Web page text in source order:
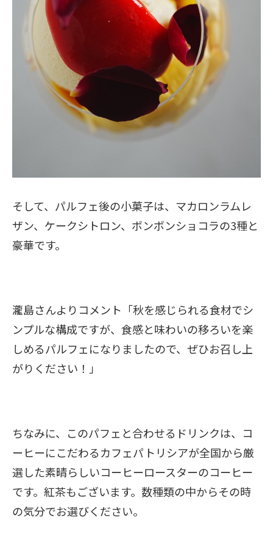
そして、パルフェ後の小菓子は、マカロンラムレ
ザン、ケークシトロン、ボンボンショコラの3種と
豪華です。
瀧島さんよりコメント「秋を感じられる食材でシ
ンプルな構成ですが、食感と味わいの移ろいを楽
しめるパルフェになりましたので、ぜひお召し上
がりください！」
ちなみに、このパフェと合わせるドリンクは、コ
ーヒーにこだわるカフェパトリシアが全国から厳
選した素晴らしいコーヒーロースターのコーヒー
です。紅茶もございます。数種類の中からその時
の気分でお選びください。